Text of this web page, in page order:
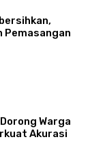
Pemasangan
Warga
Akurasi